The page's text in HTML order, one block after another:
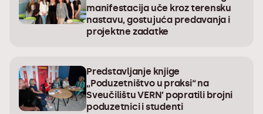
manifestacija uče kroz terensku
nastavu, gostujuća predavanja i
projektne zadatke
Predstavljanje knjige
„Poduzetništvo u praksi“ na
Sveučilištu VERN’ popratili brojni
poduzetnici i studenti